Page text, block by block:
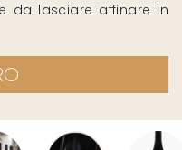
da lasciare affinare in